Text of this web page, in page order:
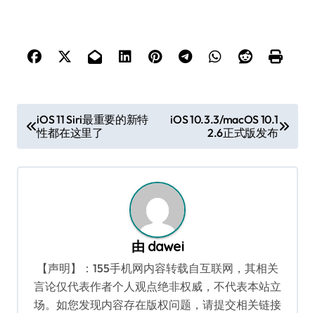
章
导
iOS 11 Siri最重要的新特
性都在这里了
iOS 10.3.3/macOS 10.1
2.6正式版发布
由 dawei
【声明】：155手机网内容转载自互联网，其相关
言论仅代表作者个人观点绝非权威，不代表本站立
场。如您发现内容存在版权问题，请提交相关链接